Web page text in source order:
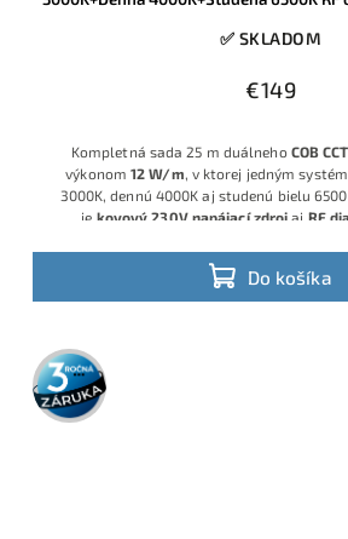
✅ SKLADOM
€149
Do košíka
Kompletná sada 25 m duálneho COB
výkonom 12 W/m, v ktorej jedným
3000K, dennú 4000K aj studenú bielu
je kovový 230V napájací zdroj aj RF
flexibilné osvetlenie obytných aj
3 roky
záruka